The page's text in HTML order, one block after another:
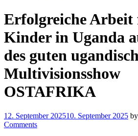
Erfolgreiche Arbeit
Kinder in Uganda
des guten
Multivisionsshow
OSTAFRIKA
12. September 202510. September 2025 by
Comments